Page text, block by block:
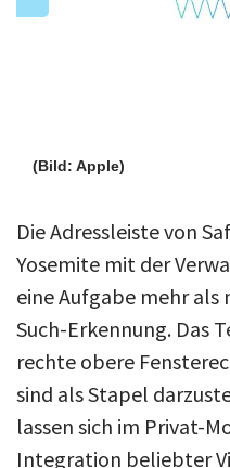
(Bild: Apple)
Die Adressleiste von
Yosemite mit der
eine Aufgabe mehr
Such-Erkennung. Das
rechte obere
sind als Stapel
lassen sich im Privat-
Integration beliebter